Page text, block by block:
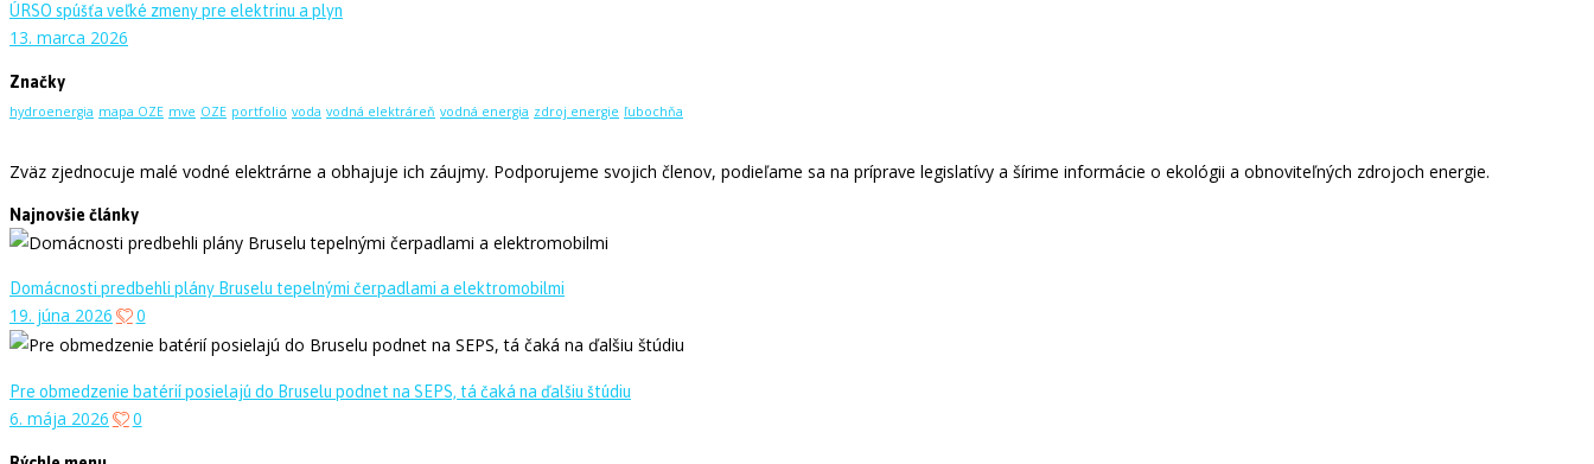
ÚRSO spúšťa veľké zmeny pre elektrinu a plyn
13. marca 2026
Značky
hydroenergia mapa OZE mve OZE portfolio voda vodná elektráreň vodná energia zdroj energie ľubochňa
Zväz zjednocuje malé vodné elektrárne a obhajuje ich záujmy. Podporujeme svojich členov, podieľame sa na príprave legislatívy a šírime informácie o ekológii a obnoviteľných zdrojoch energie.
Najnovšie články
Domácnosti predbehli plány Bruselu tepelnými čerpadlami a elektromobilmi
19. júna 2026 0
Pre obmedzenie batérií posielajú do Bruselu podnet na SEPS, tá čaká na ďalšiu štúdiu
6. mája 2026 0